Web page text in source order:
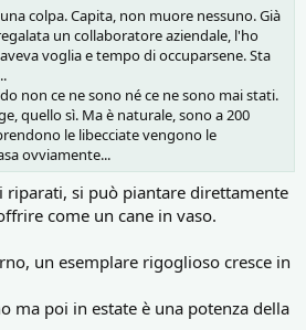
colpa. Capita, non muore nessuno. Già
un collaboratore aziendale, l'ho
voglia e tempo di occuparsene. Sta
non ce ne sono né ce ne sono mai stati.
quello sì. Ma è naturale, sono a 200
le libecciate vengono le
ovviamente...
riparati, si può piantare direttamente
come un cane in vaso.
un esemplare rigoglioso cresce in
ma poi in estate è una potenza della